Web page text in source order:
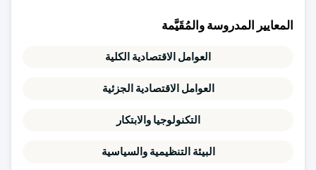
المعايير المدروسة والمُقَيَّمة
العوامل الاقتصادية الكلية
العوامل الاقتصادية الجزئية
التكنولوجيا والابتكار
البيئة التنظيمية والسياسية